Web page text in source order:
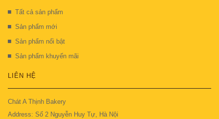
Tất cả sản phẩm
Sản phẩm mới
Sản phẩm nổi bật
Sản phẩm khuyến mãi
LIÊN HỆ
Chát A Thịnh Bakery
Address: Số 2 Nguyễn Huy Tự, Hà Nội